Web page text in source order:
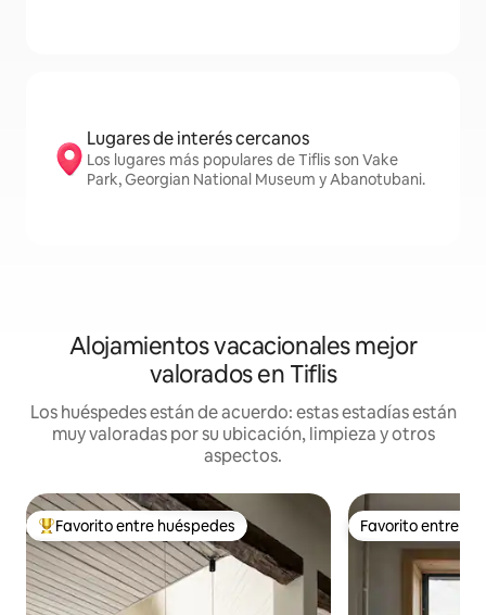
Lugares de interés cercanos
Los lugares más populares de Tiflis son Vake
Park, Georgian National Museum y Abanotubani.
Alojamientos vacacionales mejor
valorados en Tiflis
Los huéspedes están de acuerdo: estas estadías están
muy valoradas por su ubicación, limpieza y otros
aspectos.
Favorito entre huéspedes preferido
Favorito entre huéspedes Favorito entre
Favorito entre